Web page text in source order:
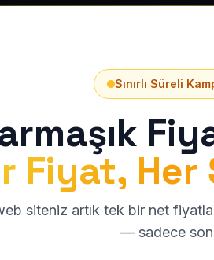
Sınırlı Süreli
Fiyat, Her
siteniz artık tek bir net
— sadece